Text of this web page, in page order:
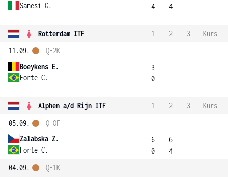
Sanesi G.
4
4
Rotterdam ITF 1 2 3
Kurs
11.09.
Boeykens E.
Forte C.
Q-2K
3
0
Alphen a/d Rijn ITF 1 2 3
Kurs
05.09.
Zalabska Z.
Forte C.
Q-OF
6
0
6
4
04.09.
Q-1K